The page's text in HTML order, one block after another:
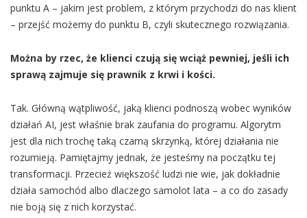
punktu A – jakim jest problem, z którym przychodzi do nas klient
– przejść możemy do punktu B, czyli skutecznego rozwiązania.
Można by rzec, że klienci czują się wciąż pewniej, jeśli ich
sprawą zajmuje się prawnik z krwi i kości.
Tak. Główną wątpliwość, jaką klienci podnoszą wobec wyników
działań AI, jest właśnie brak zaufania do programu. Algorytm
jest dla nich trochę taką czarną skrzynką, której działania nie
rozumieją. Pamiętajmy jednak, że jesteśmy na początku tej
transformacji. Przecież większość ludzi nie wie, jak dokładnie
działa samochód albo dlaczego samolot lata – a co do zasady
nie boją się z nich korzystać.